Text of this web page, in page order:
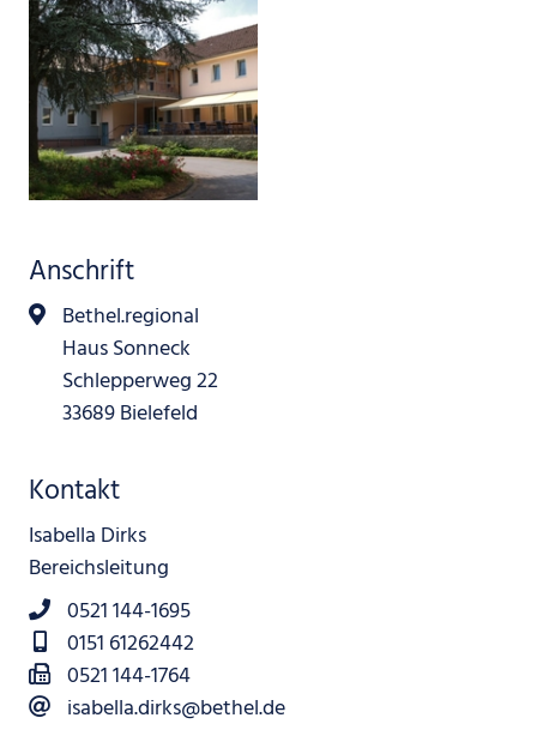
Anschrift
Bethel.regional
Haus Sonneck
Schlepperweg 22
33689 Bielefeld
Kontakt
Isabella Dirks
Bereichsleitung
0521 144-1695
0151 61262442
0521 144-1764
isabella.dirks@bethel.de